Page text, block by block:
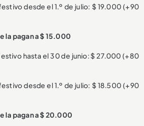
desde el 1.º de julio: $ 19.000 (+90
la pagan a $ 15.000
hasta el 30 de junio: $ 27.000 (+80
desde el 1.º de julio: $ 18.500 (+90
la pagan a $ 20.000